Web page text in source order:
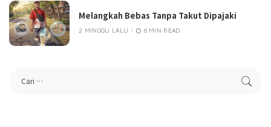
Melangkah Bebas Tanpa Takut Dipajaki
2 MINGGU LALU 6 MIN READ